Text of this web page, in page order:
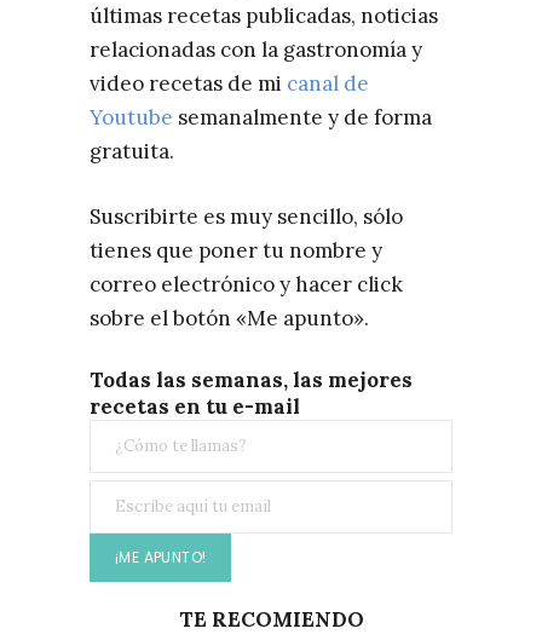
últimas recetas publicadas, noticias
relacionadas con la gastronomía y
video recetas de mi canal de
Youtube semanalmente y de forma
gratuita.
Suscribirte es muy sencillo, sólo
tienes que poner tu nombre y
correo electrónico y hacer click
sobre el botón «Me apunto».
Todas las semanas, las mejores
recetas en tu e-mail
TE RECOMIENDO